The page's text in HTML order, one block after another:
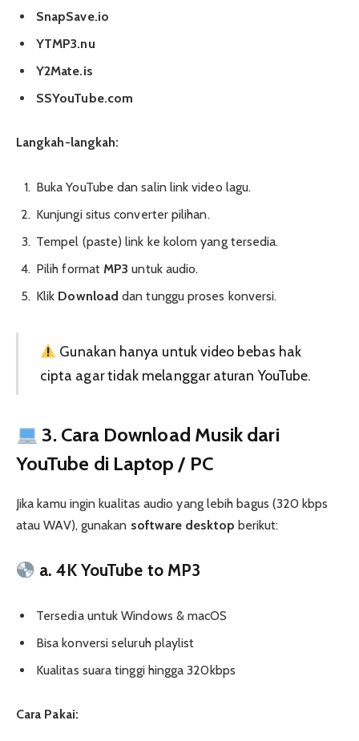
SnapSave.io
YTMP3.nu
Y2Mate.is
SSYouTube.com
Langkah-langkah:
Buka YouTube dan salin link video lagu.
Kunjungi situs converter pilihan.
Tempel (paste) link ke kolom yang tersedia.
Pilih format MP3 untuk audio.
Klik Download dan tunggu proses konversi.
Gunakan hanya untuk video bebas hak
cipta agar tidak melanggar aturan YouTube.
3. Cara Download Musik dari
YouTube di Laptop / PC
Jika kamu ingin kualitas audio yang lebih bagus (320 kbps
atau WAV), gunakan software desktop berikut:
a. 4K YouTube to MP3
Tersedia untuk Windows & macOS
Bisa konversi seluruh playlist
Kualitas suara tinggi hingga 320kbps
Cara Pakai: